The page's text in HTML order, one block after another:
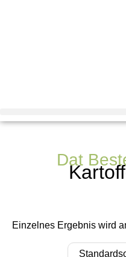
Dat
Einzelnes Ergebnis wird